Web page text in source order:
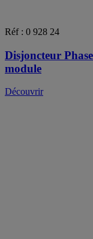
Réf : 0 928 24
Disjoncteur
module
Découvrir